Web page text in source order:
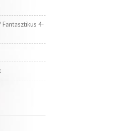
Fantasztikus 4-